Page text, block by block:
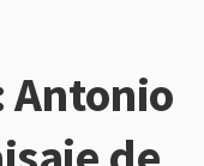
Antonio